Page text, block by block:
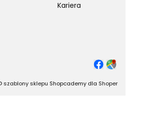
Kariera
szablony sklepu Shopcademy dla Shoper